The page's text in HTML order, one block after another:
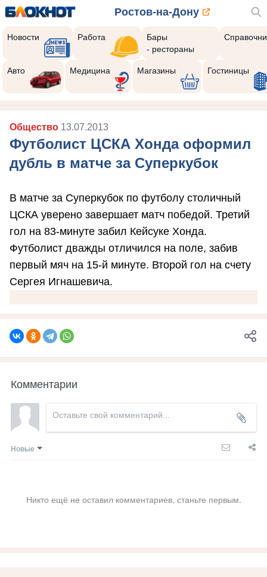
Ростов-на-Дону
Новости Работа
Бары
- рестораны
Авто Медицина Магазины Гостиницы
Общество 13.07.2013
Футболист ЦСКА Хонда оформил
дубль в матче за Суперкубок
В матче за Суперкубок по футболу столичный
ЦСКА уверено завершает матч победой. Третий
гол на 83-минуте забил Кейсуке Хонда.
Футболист дважды отличился на поле, забив
первый мяч на 15-й минуте. Второй гол на счету
Сергея Игнашевича.
Комментарии
Новые
Никто ещё не оставил комментариев, станьте первым.